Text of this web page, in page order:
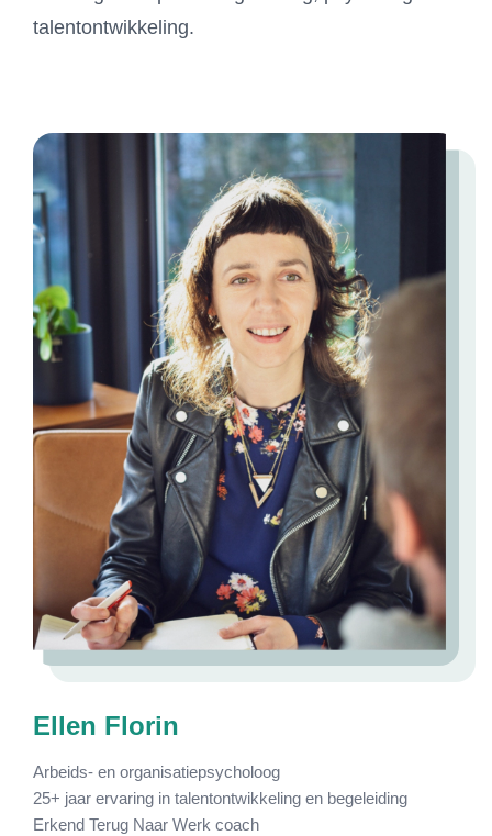
talentontwikkeling.
Ellen Florin
Arbeids- en organisatiepsycholoog
25+ jaar ervaring in talentontwikkeling en begeleiding
Erkend Terug Naar Werk coach